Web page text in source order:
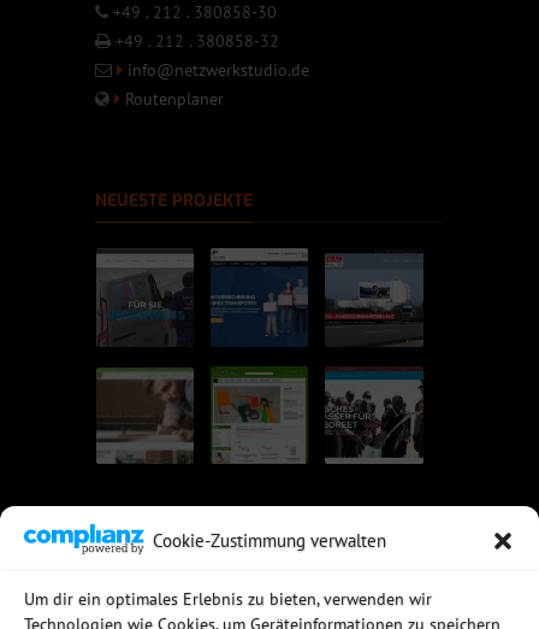
Cookie-Zustimmung verwalten
Um dir ein optimales Erlebnis zu bieten, verwenden wir
Technologien wie Cookies, um Geräteinformationen zu speichern
+49 . 212 . 380858-30
+49 . 212 . 380858-32
info@netzwerkstudio.de
Routenplaner
NEUESTE PROJEKTE